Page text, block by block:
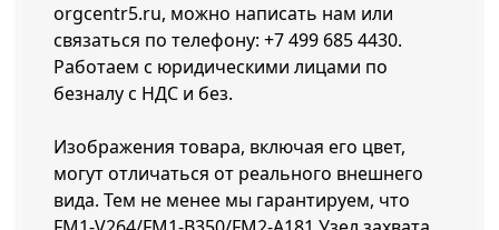
orgcentr5.ru, можно написать нам или
связаться по телефону: +7 499 685 4430.
Работаем с юридическими лицами по
безналу с НДС и без.
Изображения товара, включая его цвет,
могут отличаться от реального внешнего
вида. Тем не менее мы гарантируем, что